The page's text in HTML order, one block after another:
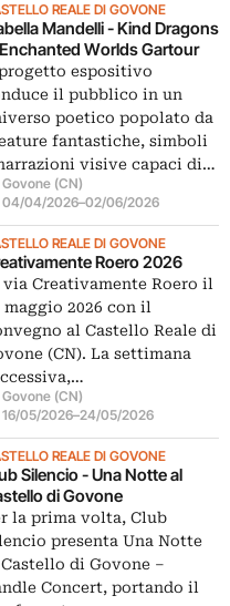
REALE DI GOVONE
Mandelli - Kind Dragons
Worlds Gartour
espositivo
il pubblico in un
poetico popolato da
fantastiche, simboli
visive capaci di…
Govone (CN)
04/04/2026–02/06/2026
REALE DI GOVONE
Roero 2026
via Creativamente Roero il
maggio 2026 con il
al Castello Reale di
(CN). La settimana
Govone (CN)
16/05/2026–24/05/2026
REALE DI GOVONE
Silencio - Una Notte al
di Govone
la prima volta, Club
presenta Una Notte
di Govone –
Concert, portando il